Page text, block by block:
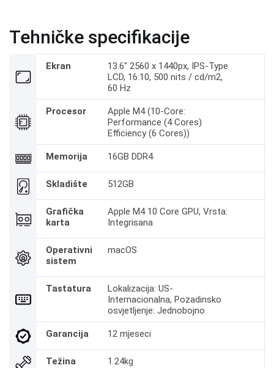
Tehničke specifikacije
Ekran
13.6" 2560 x 1440px, IPS-Type
LCD, 16:10, 500 nits / cd/m2,
60 Hz
Procesor
Apple M4 (10-Core:
Performance (4 Cores)
Efficiency (6 Cores))
Memorija 16GB DDR4
Skladište 512GB
Grafička
karta
Apple M4 10 Core GPU, Vrsta:
Integrisana
Operativni
sistem
macOS
Tastatura
Lokalizacija: US-
Internacionalna, Pozadinsko
osvjetljenje: Jednobojno
Garancija 12 mjeseci
Težina 1.24kg